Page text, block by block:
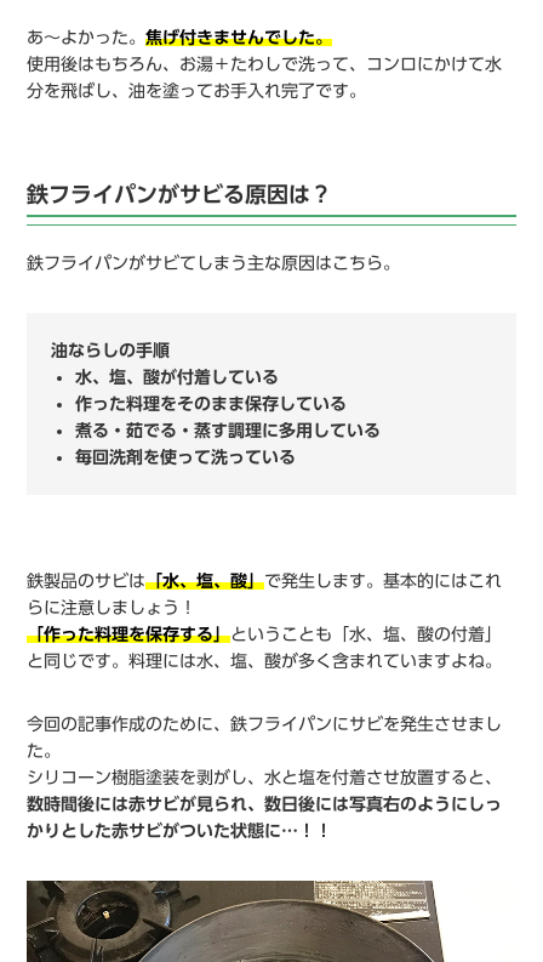
あ〜よかった。焦げ付きませんでした。
使用後はもちろん、お湯＋たわしで洗って、コンロにかけて水
分を飛ばし、油を塗ってお手入れ完了です。
鉄フライパンがサビる原因は？
鉄フライパンがサビてしまう主な原因はこちら。
油ならしの手順
水、塩、酸が付着している
作った料理をそのまま保存している
煮る・茹でる・蒸す調理に多用している
毎回洗剤を使って洗っている
鉄製品のサビは「水、塩、酸」で発生します。基本的にはこれ
らに注意しましょう！
「作った料理を保存する」ということも「水、塩、酸の付着」
と同じです。料理には水、塩、酸が多く含まれていますよね。
今回の記事作成のために、鉄フライパンにサビを発生させまし
た。
シリコーン樹脂塗装を剥がし、水と塩を付着させ放置すると、
数時間後には赤サビが見られ、数日後には写真右のようにしっ
かりとした赤サビがついた状態に…！！